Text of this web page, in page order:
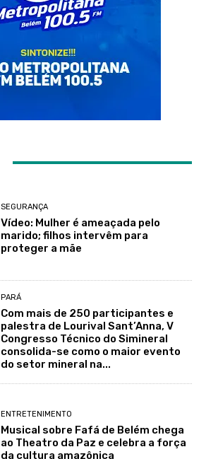
SEGURANÇA
Vídeo: Mulher é ameaçada pelo
marido; filhos intervêm para
proteger a mãe
PARÁ
Com mais de 250 participantes e
palestra de Lourival Sant’Anna, V
Congresso Técnico do Simineral
consolida-se como o maior evento
do setor mineral na...
ENTRETENIMENTO
Musical sobre Fafá de Belém chega
ao Theatro da Paz e celebra a força
da cultura amazônica